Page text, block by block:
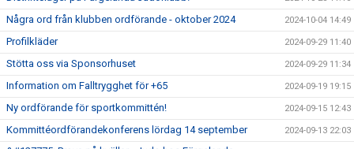
Några ord från klubben ordförande - oktober 2024 2024-10-04 14:49
Profilkläder 2024-09-29 11:40
Stötta oss via Sponsorhuset 2024-09-29 11:34
Information om Falltrygghet för +65 2024-09-19 19:15
Ny ordförande för sportkommittén! 2024-09-15 12:43
Kommittéordförandekonferens lördag 14 september 2024-09-13 22:03